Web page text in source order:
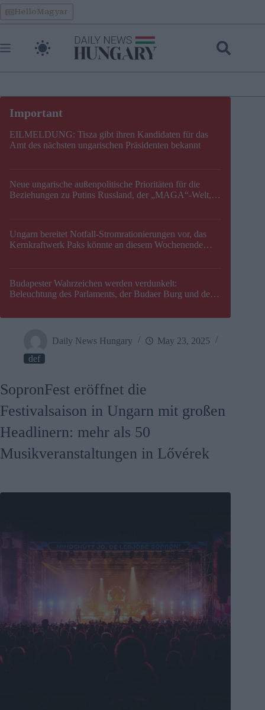
Skip
to
content
HelloMagyar
EILMELDUNG: Tisza gibt ihren Kandidaten für das
Amt des nächsten ungarischen Präsidenten bekannt
Neue ungarische außenpolitische Prioritäten für die
Beziehungen zu Putins Russland, der „MAGA“-Welt,
Ungarn bereitet Notfall-Stromrationierungen vor, das
Kernkraftwerk Paks könnte an diesem Wochenende
Budapester Wahrzeichen werden verdunkelt:
Beleuchtung des Parlaments, der Budaer Burg und der
Daily News Hungary
May 23, 2025
def
SopronFest eröffnet die
Festivalsaison in Ungarn mit großen
Headlinern: mehr als 50
Musikveranstaltungen in Lővérek